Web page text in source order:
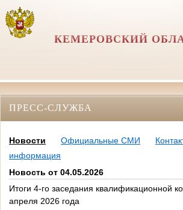
КЕМЕРОВСКИЙ
ПРЕСС-СЛУЖБА
Новости Официальные СМИ
информация
Новость от 04.05.2026
Итоги 4-го заседания квалификационной
апреля 2026 года